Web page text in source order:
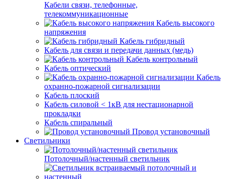
Кабели связи, телефонные,
телекоммуникационные
Кабель высокого
напряжения
Кабель гибридный
Кабель для связи и передачи данных (медь)
Кабель контрольный
Кабель оптический
Кабель
охранно-пожарной сигнализации
Кабель плоский
Кабель силовой < 1кВ для нестационарной
прокладки
Кабель спиральный
Провод установочный
Светильники
Потолочный/настенный светильник